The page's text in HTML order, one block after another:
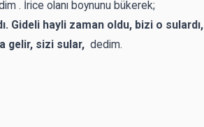
. İrice olanı boynunu bükerek;
Gideli hayli zaman oldu, bizi o sulardı,
gelir, sizi sular, dedim.